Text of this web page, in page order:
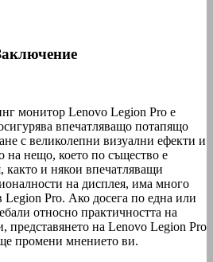
монитор Lenovo Legion Pro е
впечатляващо потапящо
с великолепни визуални ефекти и
на нещо, което по същество е
както и някои впечатляващи
на дисплея, има много
Legion Pro. Ако досега по една или
относно практичността на
представянето на Lenovo Legion Pro
промени мнението ви.